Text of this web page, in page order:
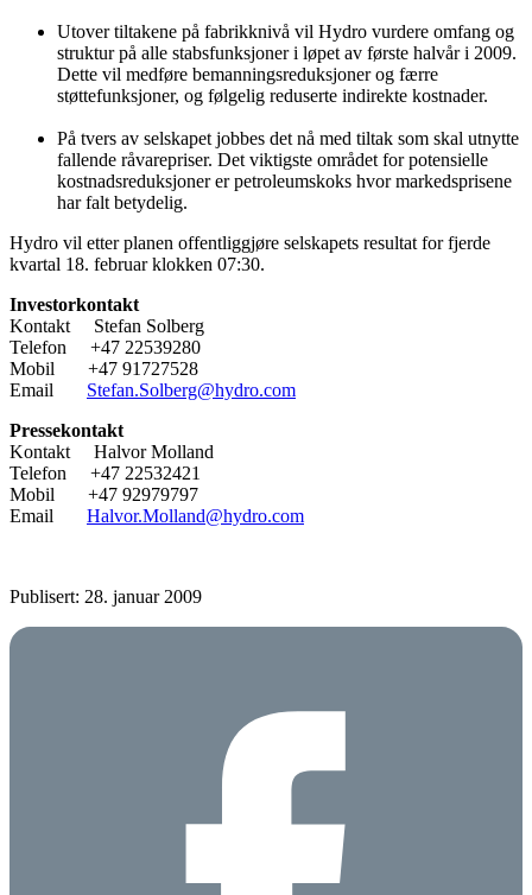
Utover tiltakene på fabrikknivå vil Hydro vurdere omfang og
struktur på alle stabsfunksjoner i løpet av første halvår i 2009.
Dette vil medføre bemanningsreduksjoner og færre
støttefunksjoner, og følgelig reduserte indirekte kostnader.
På tvers av selskapet jobbes det nå med tiltak som skal utnytte
fallende råvarepriser. Det viktigste området for potensielle
kostnadsreduksjoner er petroleumskoks hvor markedsprisene
har falt betydelig.
Hydro vil etter planen offentliggjøre selskapets resultat for fjerde
kvartal 18. februar klokken 07:30.
Investorkontakt
Kontakt Stefan Solberg
Telefon +47 22539280
Mobil +47 91727528
Email Stefan.Solberg@hydro.com
Pressekontakt
Kontakt Halvor Molland
Telefon +47 22532421
Mobil +47 92979797
Email Halvor.Molland@hydro.com
Publisert: 28. januar 2009